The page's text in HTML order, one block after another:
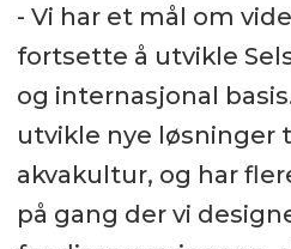
- Vi har et mål om
fortsette å utvikle
og internasjonal
utvikle nye løsninger
akvakultur, og har
på gang der vi